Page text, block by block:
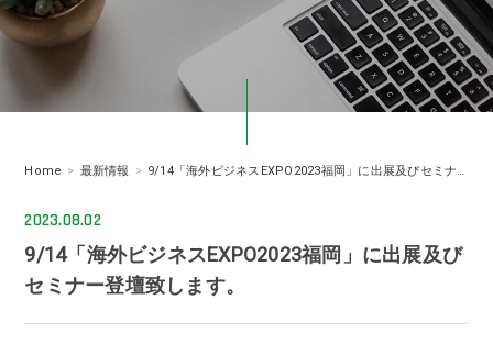
Home 最新情報 9/14「海外ビジネスEXPO2023福岡」に出展及びセミナー登壇致します。
2023.08.02
9/14「海外ビジネスEXPO2023福岡」に出展及び
セミナー登壇致します。